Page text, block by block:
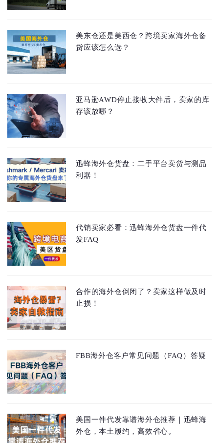
美东仓还是美西仓？跨境卖家海外仓备
货应该怎么选？
亚马逊AWD停止接收大件后，卖家的库
存该放哪？
迅蜂海外仓货盘：二手平台卖货与测品
利器！
代销卖家必看：迅蜂海外仓货盘一件代
发FAQ
合作的海外仓倒闭了？卖家这样做及时
止损！
FBB海外仓客户常见问题（FAQ）答疑
美国一件代发靠谱海外仓推荐｜迅蜂海
外仓，本土履约，高效省心。